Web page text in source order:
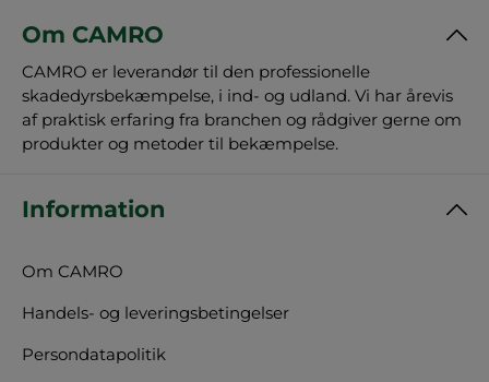
Om CAMRO
CAMRO er leverandør til den professionelle
skadedyrsbekæmpelse, i ind- og udland. Vi har årevis
af praktisk erfaring fra branchen og rådgiver gerne om
produkter og metoder til bekæmpelse.
Information
Om CAMRO
Handels- og leveringsbetingelser
Persondatapolitik